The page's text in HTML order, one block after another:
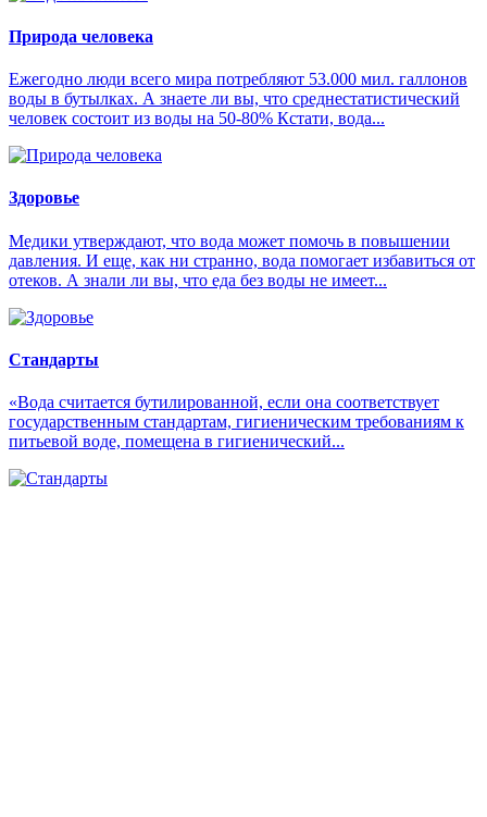
Природа человека
Ежегодно люди всего мира потребляют 53.000 мил. галлонов
воды в бутылках. А знаете ли вы, что среднестатистический
человек состоит из воды на 50-80% Кстати, вода...
Здоровье
Медики утверждают, что вода может помочь в повышении
давления. И еще, как ни странно, вода помогает избавиться от
отеков. А знали ли вы, что еда без воды не имеет...
Стандарты
«Вода считается бутилированной, если она соответствует
государственным стандартам, гигиеническим требованиям к
питьевой воде, помещена в гигиенический...